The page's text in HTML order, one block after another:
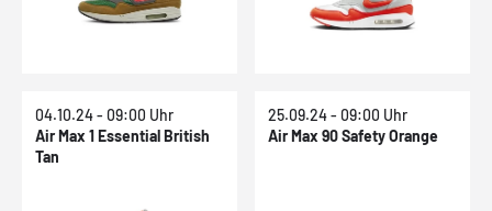
04.10.24 - 09:00 Uhr
Air Max 1 Essential British
Tan
25.09.24 - 09:00 Uhr
Air Max 90 Safety Orange